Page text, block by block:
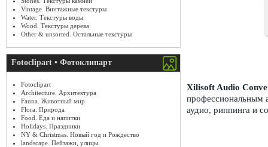
Vintage. Винтажные текстуры
Water. Текстуры воды
Wood. Текстуры дерева
Other & unsorted. Остальные текстуры
Fotoclipart • Фотоклипарт
Fotoclipart
Architecture. Архитектура
Fauna. Животный мир
Flora. Природа
Food. Еда и напитки
Holidays. Праздники
NY & Christmas. Новый год и Рождество
landscape. Пейзажи, улицы
Xilisoft Audio
профессиональным
аудио, риппинга и